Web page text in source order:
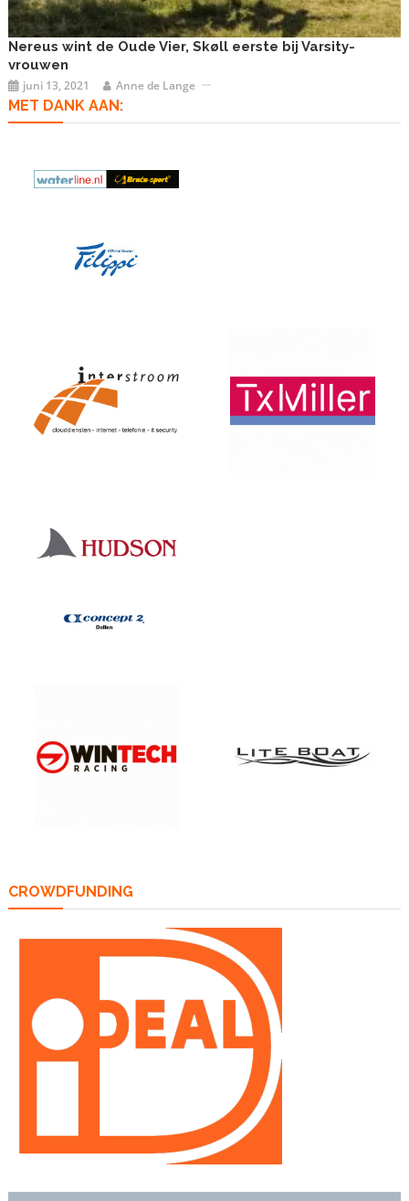
Nereus wint de Oude Vier, Skøll eerste bij Varsity-
vrouwen
juni 13, 2021 Anne de Lange
MET DANK AAN:
CROWDFUNDING